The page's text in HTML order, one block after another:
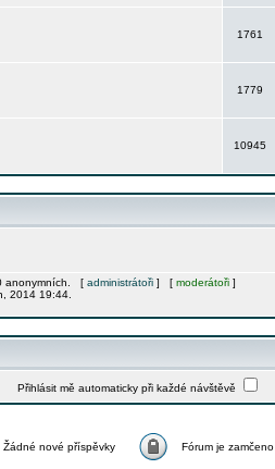
1761
1779
10945
anonymních. [ administrátoři ] [ moderátoři ]
2014 19:44.
Přihlásit mě automaticky při každé návštěvě
Žádné nové příspěvky Fórum je zamčeno